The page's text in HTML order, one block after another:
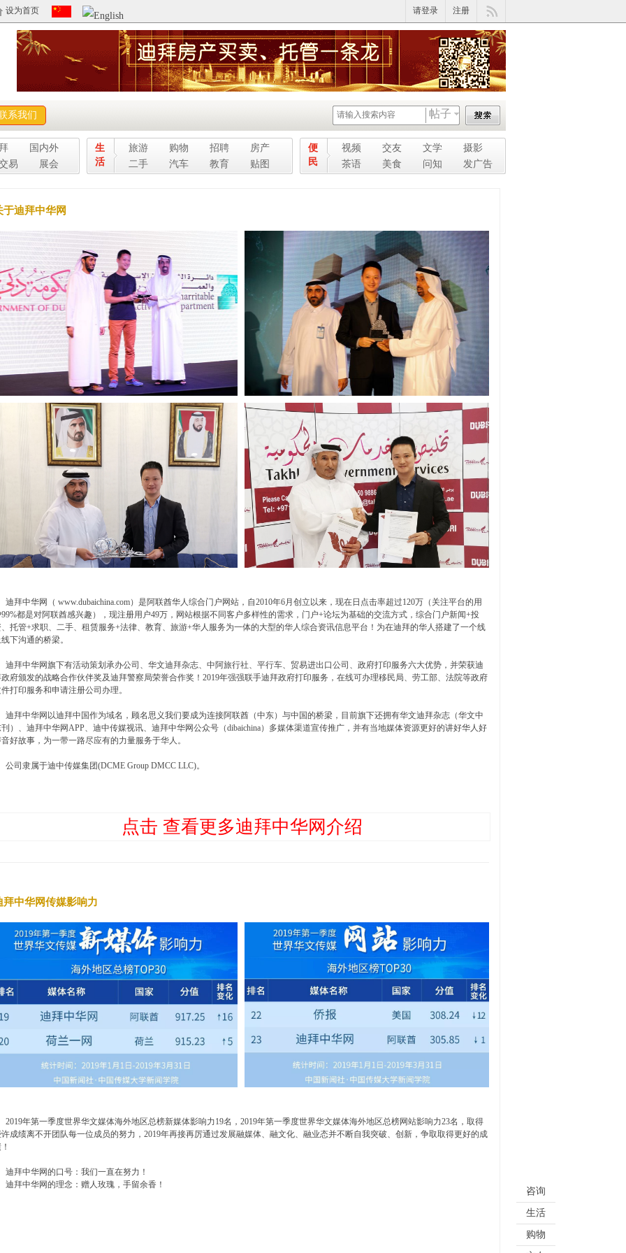
设为首页 请登录 注册
帖子
系我们
国内外
易
展会
生
活
旅游 购物 招聘
房产
二手
汽车 教育 贴图
便
民
视频 交友 文学
摄影
茶语
美食 问知 发广告
于迪拜中华网
拜中华网（ www.dubaichina.com）是阿联酋华人综合门户网站，自2010年6月创立以来，现在日点击率超过120万（关注平台的用
都是对阿联酋感兴趣），现注册用户49万，网站根据不同客户多样性的需求，门户+论坛为基础的交流方式，综合门户新闻+投
托管+求职、二手、租赁服务+法律、教育、旅游+华人服务为一体的大型的华人综合资讯信息平台！为在迪拜的华人搭建了一个线
下沟通的桥梁。
拜中华网旗下有活动策划承办公司、华文迪拜杂志、中阿旅行社、平行车、贸易进出口公司、政府打印服务六大优势，并荣获迪
府颁发的战略合作伙伴奖及迪拜警察局荣誉合作奖！2019年强强联手迪拜政府打印服务，在线可办理移民局、劳工部、法院等政府
打印服务和申请注册公司办理。
拜中华网以迪拜中国作为域名，顾名思义我们要成为连接阿联酋（中东）与中国的桥梁，目前旗下还拥有华文迪拜杂志（华文中
）、迪拜中华网APP、迪中传媒视讯、迪拜中华网公众号（dibaichina）多媒体渠道宣传推广，并有当地媒体资源更好的讲好华人好
好故事，为一带一路尽应有的力量服务于华人。
司隶属于迪中传媒集团(DCME Group DMCC LLC)。
点击 查看更多迪拜中华网介绍
拜中华网传媒影响力
年第一季度世界华文媒体海外地区总榜新媒体影响力19名，2019年第一季度世界华文媒体海外地区总榜网站影响力23名，取得
成绩离不开团队每一位成员的努力，2019年再接再厉通过发展融媒体、融文化、融业态并不断自我突破、创新，争取取得更好的成
拜中华网的口号：我们一直在努力！
拜中华网的理念：赠人玫瑰，手留余香！
咨询
生活
购物